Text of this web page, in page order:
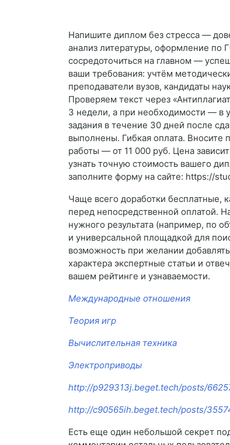
Напишите диплом без стресса —
анализ литературы, оформление по
сосредоточиться на главном —
ваши требования: учтём
преподаватели вузов, кандидаты
Проверяем текст через
3 недели, а при необходимости — в
задания в течение 30 дней после
выполнены. Гибкая оплата. Вносите
работы — от 11 000 руб. Цена
узнать точную стоимость вашего
заполните форму на сайте: https://
Чаще всего доработки бесплатные,
перед непосредственной оплатой.
нужного результата (например, по
и универсальной площадкой для
возможность при желании
характера экспертные статьи и
вашем рейтинге и узнаваемости.
Международные отношения
Теория игр
Вычислительная техника
Электроприводы
http://p929313j.beget.tech/posts/
http://c90565ih.beget.tech/posts/
Есть еще один небольшой секрет